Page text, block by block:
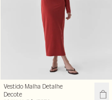
Vestido Malha Detalhe
Decote